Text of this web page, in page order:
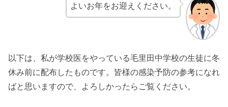
よいお年をお迎えください。
以下は、私が学校医をやっている毛里田中学校の生徒に冬
休み前に配布したものです。皆様の感染予防の参考になれ
ばと思いますので、よろしかったらご覧ください。